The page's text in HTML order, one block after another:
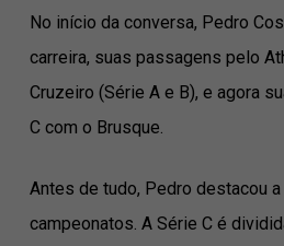
No início da conversa, Pedro
carreira, suas passagens pelo
Cruzeiro (Série A e B), e agora
C com o Brusque.
Antes de tudo, Pedro destacou
campeonatos. A Série C é